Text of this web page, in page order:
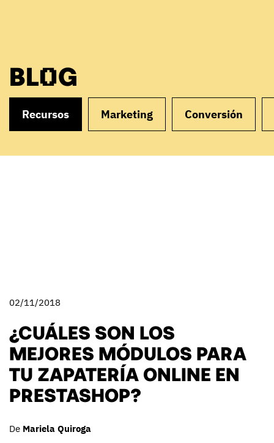
BLOG
Recursos Marketing Conversión
02/11/2018
¿CUÁLES SON LOS
MEJORES MÓDULOS PARA
TU ZAPATERÍA ONLINE EN
PRESTASHOP?
De Mariela Quiroga